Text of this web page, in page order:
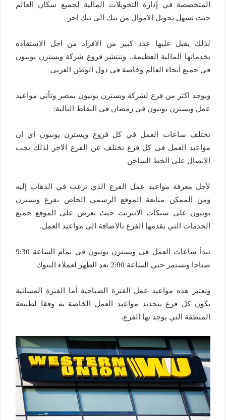
المتخصصة في إدارة التحويلات المالية لجميع سكان العالم
حيث تسهل تحويل الاموال من بنك الى بنك اخر
لذلك يقبل عليها عدد كبير من الافراد من اجل الاستفادة
بخدماتها المالية العظيمة.. وتنتشر فروع شركة ويسترن يونيون
في جميع أنحاء العالم وخاصة في دول الوطن العربي
ويوجد اكثر من فرع لشركة ويسترن يونيون بمصر وتأتي مواعيد
عمل ويسترن يونيون في رمضان في النقاط التالية:
تختلف ساعات العمل في كل فروع ويسترن يونيون اي ان
مواعيد العمل في كل فرع تختلف عن الفرع الاخر لذلك يجب
الاتصال على الخط الساخن
لأجل معرفة مواعيد عمل الفرع الذي ترغب في الذهاب إليه
ومن الممكن متابعة الموقع الرسمي الخاص بفرع ويسترن
يونيون على شبكات الانترنت حيث تعرض على الموقع جميع
الخدمات التي يقدمها الفرع بالاضافة الى مواعيد العمل.
تبدأ ساعات العمل في ويسترن يونيون في تمام الساعة 9:30
صباحا وتستمر حتى الساعة 2:00 بعد الظهر لعملاء البنوك
وتعتبر هذه مواعيد عمل الفترة الصباحية أما الفترة المسائية
يكون كل فرع بتحديد مواعيد العمل الخاصة به وفقا لطبيعة
المنطقة التي يوجد بها الفرع.